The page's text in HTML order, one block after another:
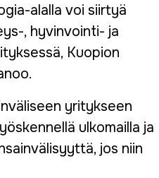
alalla voi siirtyä
, hyvinvointi- ja
Kuopion
yritykseen
ulkomailla ja
jos niin